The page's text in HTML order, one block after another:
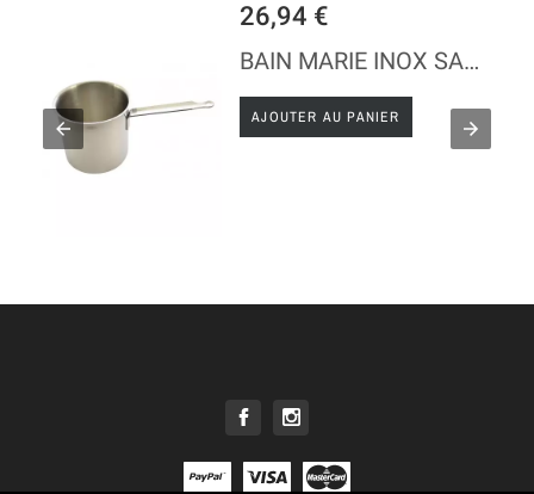
26,94 €
BAIN MARIE INOX SANS COUVERCLE
AJOUTER AU PANIER